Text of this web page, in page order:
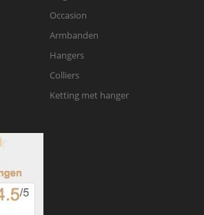
Occasion
Armbanden
Hangers
Colliers
Ketting met hanger